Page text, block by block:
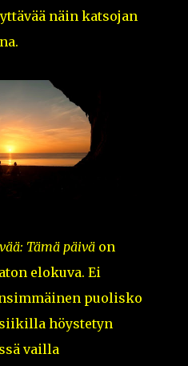
näin katsojan
Tämä päivä on
elokuva. Ei
puolisko
höystetyn
vailla